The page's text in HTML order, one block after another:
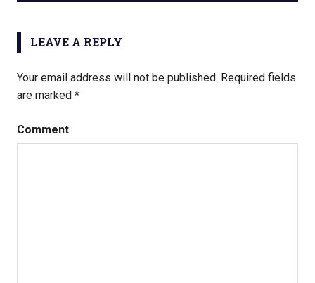
LEAVE A REPLY
Your email address will not be published. Required fields
are marked *
Comment